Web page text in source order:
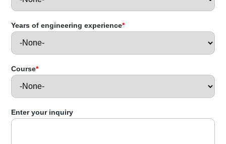
Years of engineering experience*
Course*
Enter your inquiry